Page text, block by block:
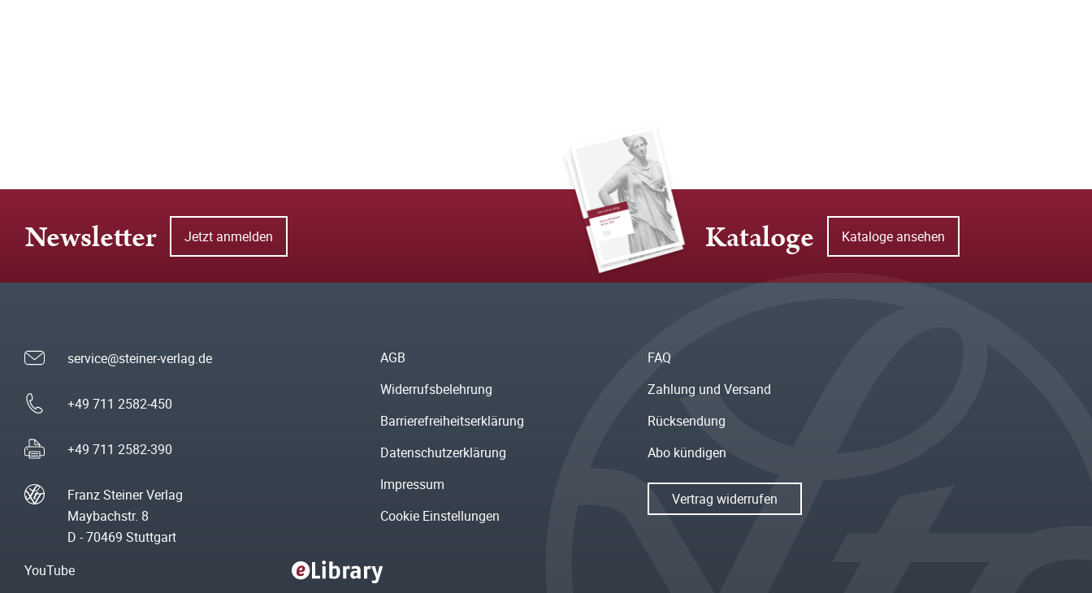
Newsletter Jetzt anmelden Kataloge Kataloge ansehen
service@steiner-verlag.de
+49 711 2582-450
+49 711 2582-390
Franz Steiner Verlag
Maybachstr. 8
D - 70469 Stuttgart
AGB
Widerrufsbelehrung
Barrierefreiheitserklärung
Datenschutzerklärung
Impressum
Cookie Einstellungen
FAQ
Zahlung und Versand
Rücksendung
Abo kündigen
Vertrag widerrufen
YouTube